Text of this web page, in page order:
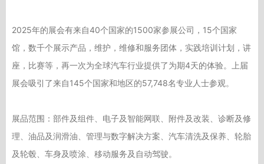
2025年的展会有来自40个国家的1500家参展公司，15个国家
馆，数千个展示产品，维护，维修和服务团体，实践培训计划，讲
座，比赛等，再一次为全球汽车行业提供了为期4天的体验。上届
展会吸引了来自145个国家和地区的57,748名专业人士参观。
展品范围：部件及组件、电子及智能网联、附件及改装、诊断及修
理、油品及润滑油、管理与数字解决方案、汽车清洗及保养、轮胎
及轮毂、车身及喷涂、移动服务及自动驾驶。